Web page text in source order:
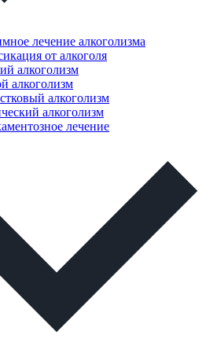
лечение алкоголизма
от алкоголя
алкоголизм
алкоголизм
алкоголизм
алкоголизм
лечение